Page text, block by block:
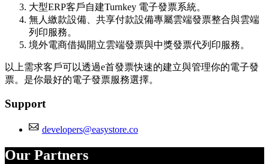
大型ERP客戶自建Turnkey 電子發票系統。
無人繳款設備、共享付款設備專屬雲端發票整合與雲端
列印服務。
境外電商借揭開立雲端發票與中獎發票代列印服務。
以上需求客戶可以透過e首發票快速的建立與管理你的電子發
票。是你最好的電子發票服務選擇。
Support
developers@easystore.co
Our Partners